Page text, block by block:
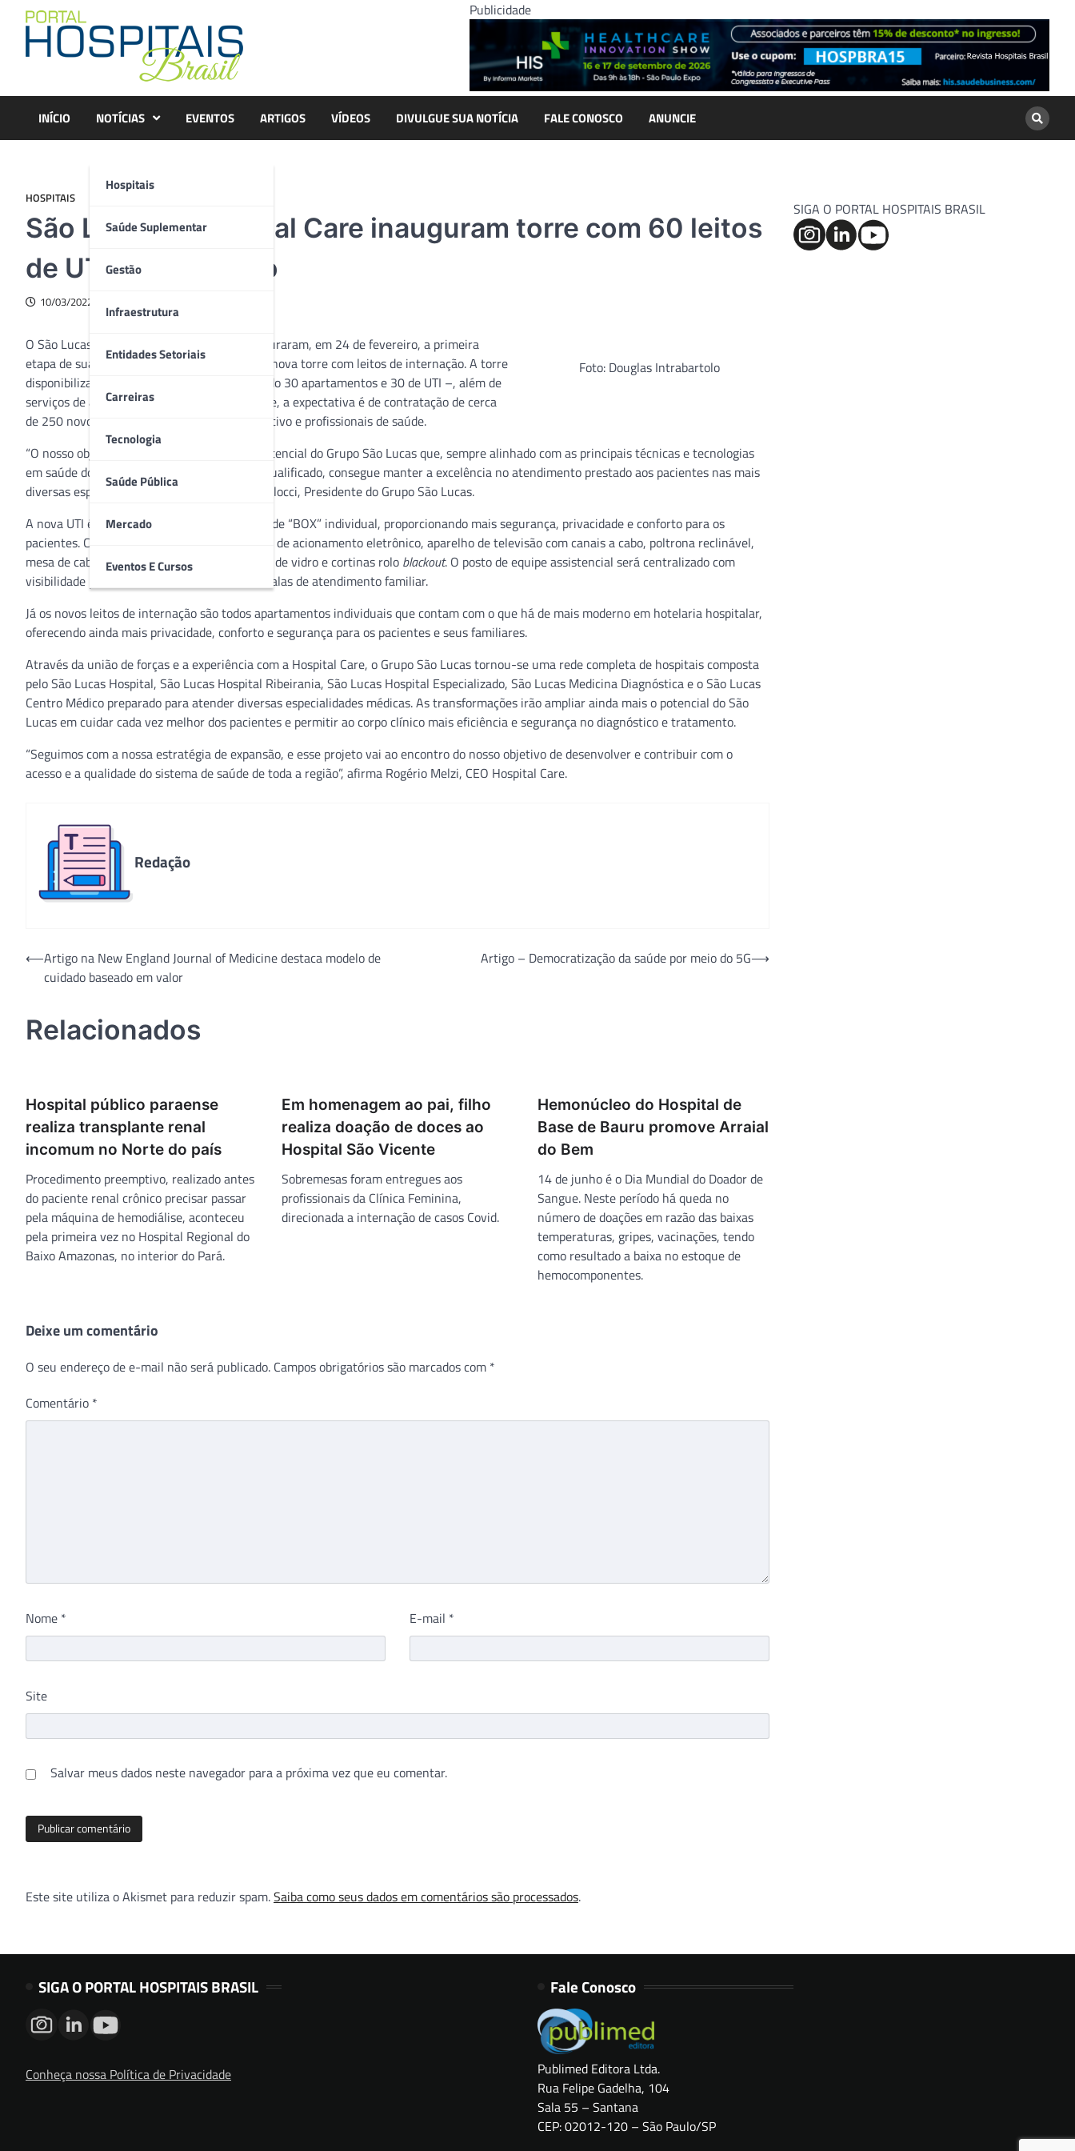
content
Publicidade
INÍCIO NOTÍCIAS
Hospitais
Saúde Suplementar
Gestão
Infraestrutura
Entidades Setoriais
Carreiras
Tecnologia
Saúde Pública
Mercado
Eventos E Cursos
EVENTOS ARTIGOS VÍDEOS DIVULGUE SUA NOTÍCIA FALE CONOSCO ANUNCIE
HOSPITAIS
São Lucas e Hospital Care inauguram torre com 60 leitos
de UTI e internação
10/03/2022
Foto: Douglas Intrabartolo
O São Lucas Hospital e a Hospital Care inauguraram, em 24 de fevereiro, a primeira
etapa de sua expansão que compreende uma nova torre com leitos de internação. A torre
disponibilizará 60 leitos de internação, – sendo 30 apartamentos e 30 de UTI –, além de
serviços de apoio. Para atuar na nova unidade, a expectativa é de contratação de cerca
de 250 novos colaboradores entre administrativo e profissionais de saúde.
“O nosso objetivo é continuar ampliando o potencial do Grupo São Lucas que, sempre alinhado com as principais técnicas e tecnologias
em saúde do mundo e com um corpo clínico qualificado, consegue manter a excelência no atendimento prestado aos pacientes nas mais
diversas especialidades”, afirma o Dr. Pedro Palocci, Presidente do Grupo São Lucas.
A nova UTI é composta por leitos em formato de “BOX” individual, proporcionando mais segurança, privacidade e conforto para os
pacientes. Cada unidade é composta por cama de acionamento eletrônico, aparelho de televisão com canais a cabo, poltrona reclinável,
mesa de cabeceira, lavatório de mãos, janelas de vidro e cortinas rolo blackout. O posto de equipe assistencial será centralizado com
visibilidade para todos os leitos e conta com salas de atendimento familiar.
Já os novos leitos de internação são todos apartamentos individuais que contam com o que há de mais moderno em hotelaria hospitalar,
oferecendo ainda mais privacidade, conforto e segurança para os pacientes e seus familiares.
Através da união de forças e a experiência com a Hospital Care, o Grupo São Lucas tornou-se uma rede completa de hospitais composta
pelo São Lucas Hospital, São Lucas Hospital Ribeirania, São Lucas Hospital Especializado, São Lucas Medicina Diagnóstica e o São Lucas
Centro Médico preparado para atender diversas especialidades médicas. As transformações irão ampliar ainda mais o potencial do São
Lucas em cuidar cada vez melhor dos pacientes e permitir ao corpo clínico mais eficiência e segurança no diagnóstico e tratamento.
“Seguimos com a nossa estratégia de expansão, e esse projeto vai ao encontro do nosso objetivo de desenvolver e contribuir com o
acesso e a qualidade do sistema de saúde de toda a região”, afirma Rogério Melzi, CEO Hospital Care.
Redação
Navegação
⟵Artigo na New England Journal of Medicine destaca modelo de
cuidado baseado em valor
Artigo – Democratização da saúde por meio do 5G⟶
Relacionados
Hospital público paraense
realiza transplante renal
incomum no Norte do país
Procedimento preemptivo, realizado antes
do paciente renal crônico precisar passar
pela máquina de hemodiálise, aconteceu
pela primeira vez no Hospital Regional do
Baixo Amazonas, no interior do Pará.
Em homenagem ao pai, filho
realiza doação de doces ao
Hospital São Vicente
Sobremesas foram entregues aos
profissionais da Clínica Feminina,
direcionada a internação de casos Covid.
Hemonúcleo do Hospital de
Base de Bauru promove Arraial
do Bem
14 de junho é o Dia Mundial do Doador de
Sangue. Neste período há queda no
número de doações em razão das baixas
temperaturas, gripes, vacinações, tendo
como resultado a baixa no estoque de
hemocomponentes.
Deixe um comentário
O seu endereço de e-mail não será publicado. Campos obrigatórios são marcados com *
Comentário *
Nome * E-mail *
Site
Salvar meus dados neste navegador para a próxima vez que eu comentar.
Este site utiliza o Akismet para reduzir spam.Saiba como seus dados em comentários são processados.
SIGA O PORTAL HOSPITAIS BRASIL
SIGA O PORTAL HOSPITAIS BRASIL
Conheça nossa Política de Privacidade
Fale Conosco
Publimed Editora Ltda.
Rua Felipe Gadelha, 104
Sala 55 – Santana
CEP: 02012-120 – São Paulo/SP